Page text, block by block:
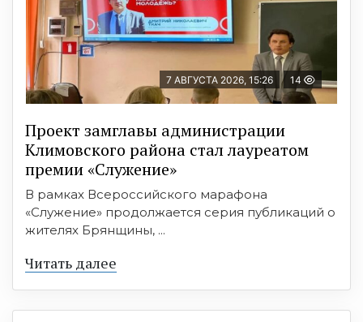
7 АВГУСТА 2026, 15:26 14
Проект замглавы администрации
Климовского района стал лауреатом
премии «Служение»
В рамках Всероссийского марафона
«Служение» продолжается серия публикаций о
жителях Брянщины, ...
Читать далее